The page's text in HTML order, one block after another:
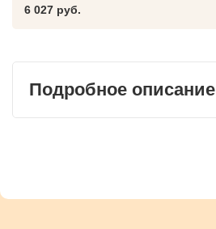
6 027 руб.
Подробное описание